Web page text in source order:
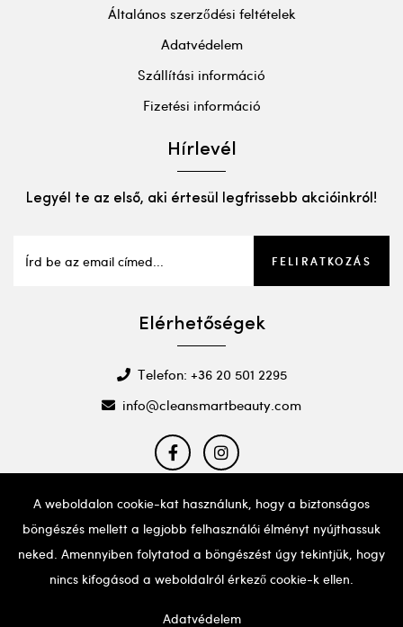
Általános szerződési feltételek
Adatvédelem
Szállítási információ
Fizetési információ
Hírlevél
Legyél te az első, aki értesül legfrissebb akcióinkról!
FELIRATKOZÁS
Elérhetőségek
Telefon: +36 20 501 2295
info@cleansmartbeauty.com
Ha probléma adódna a weboldal használatával, kérjük,
hívd a fent említett telefonszámot segítségért.
A weboldalon cookie-kat használunk, hogy a biztonságos
böngészés mellett a legjobb felhasználói élményt nyújthassuk
neked. Amennyiben folytatod a böngészést úgy tekintjük, hogy
nincs kifogásod a weboldalról érkező cookie-k ellen.
Adatvédelem